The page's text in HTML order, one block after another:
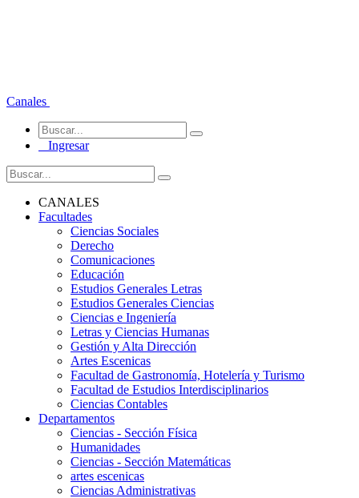
Canales
Ingresar
CANALES
Facultades
Ciencias Sociales
Derecho
Comunicaciones
Educación
Estudios Generales Letras
Estudios Generales Ciencias
Ciencias e Ingeniería
Letras y Ciencias Humanas
Gestión y Alta Dirección
Artes Escenicas
Facultad de Gastronomía, Hotelería y Turismo
Facultad de Estudios Interdisciplinarios
Ciencias Contables
Departamentos
Ciencias - Sección Física
Humanidades
Ciencias - Sección Matemáticas
artes escenicas
Ciencias Administrativas